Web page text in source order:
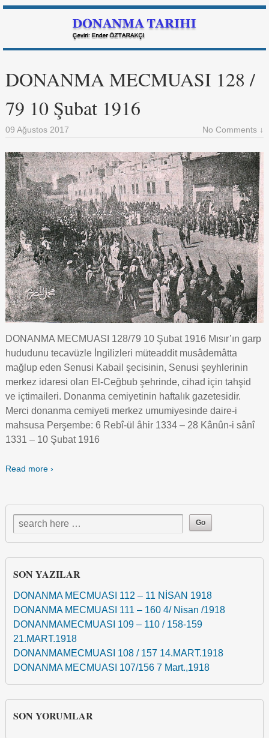
DONANMA MECMUASI 128 /
79 10 Şubat 1916
09 Ağustos 2017 No Comments ↓
DONANMA MECMUASI 128/79 10 Şubat 1916 Mısır’ın garp
hududunu tecavüzle İngilizleri müteaddit musâdemâtta
mağlup eden Senusi Kabail şecisinin, Senusi şeyhlerinin
merkez idaresi olan El-Ceğbub şehrinde, cihad için tahşid
ve içtimaileri. Donanma cemiyetinin haftalık gazetesidir.
Merci donanma cemiyeti merkez umumiyesinde daire-i
mahsusa Perşembe: 6 Rebî-ül âhir 1334 – 28 Kânûn-i sânî
1331 – 10 Şubat 1916
Read more ›
SON YAZILAR
DONANMA MECMUASI 112 – 11 NİSAN 1918
DONANMA MECMUASI 111 – 160 4/ Nisan /1918
DONANMAMECMUASI 109 – 110 / 158-159
21.MART.1918
DONANMAMECMUASI 108 / 157 14.MART.1918
DONANMA MECMUASI 107/156 7 Mart.,1918
SON YORUMLAR